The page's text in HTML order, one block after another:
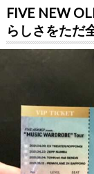
FIVE NEW
らしさをただ